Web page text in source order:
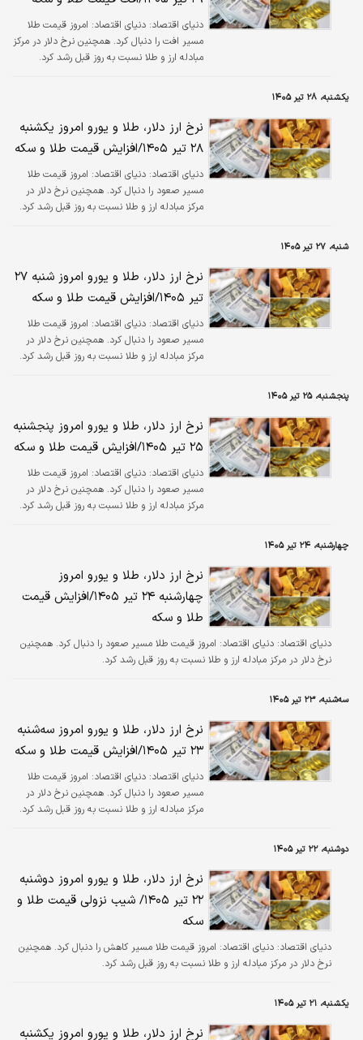
دنیای اقتصاد: دنیای اقتصاد: امروز قیمت طلا
مسیر افت را دنبال کرد. همچنین نرخ دلار در مرکز
مبادله ارز و طلا نسبت به روز قبل رشد کرد.
یکشنبه، ۲۸ تیر ۱۴۰۵
نرخ ارز دلار، طلا و یورو امروز یکشنبه
۲۸ تیر ۱۴۰۵/افزایش قیمت طلا و سکه
دنیای اقتصاد: دنیای اقتصاد: امروز قیمت طلا
مسیر صعود را دنبال کرد. همچنین نرخ دلار در
مرکز مبادله ارز و طلا نسبت به روز قبل رشد کرد.
شنبه، ۲۷ تیر ۱۴۰۵
نرخ ارز دلار، طلا و یورو امروز شنبه ۲۷
تیر ۱۴۰۵/افزایش قیمت طلا و سکه
دنیای اقتصاد: دنیای اقتصاد: امروز قیمت طلا
مسیر صعود را دنبال کرد. همچنین نرخ دلار در
مرکز مبادله ارز و طلا نسبت به روز قبل رشد کرد.
پنجشنبه، ۲۵ تیر ۱۴۰۵
نرخ ارز دلار، طلا و یورو امروز پنجشنبه
۲۵ تیر ۱۴۰۵/افزایش قیمت طلا و سکه
دنیای اقتصاد: دنیای اقتصاد: امروز قیمت طلا
مسیر صعود را دنبال کرد. همچنین نرخ دلار در
مرکز مبادله ارز و طلا نسبت به روز قبل رشد کرد.
چهارشنبه، ۲۴ تیر ۱۴۰۵
نرخ ارز دلار، طلا و یورو امروز
چهارشنبه ۲۴ تیر ۱۴۰۵/افزایش قیمت
طلا و سکه
دنیای اقتصاد:
دنیای اقتصاد: امروز قیمت طلا مسیر صعود را دنبال کرد. همچنین
نرخ دلار در مرکز مبادله ارز و طلا نسبت به روز قبل رشد کرد.
سه‌شنبه، ۲۳ تیر ۱۴۰۵
نرخ ارز دلار، طلا و یورو امروز سه‌شنبه
۲۳ تیر ۱۴۰۵/افزایش قیمت طلا و سکه
دنیای اقتصاد: دنیای اقتصاد: امروز قیمت طلا
مسیر صعود را دنبال کرد. همچنین نرخ دلار در
مرکز مبادله ارز و طلا نسبت به روز قبل رشد کرد.
دوشنبه، ۲۲ تیر ۱۴۰۵
نرخ ارز دلار، طلا و یورو امروز دوشنبه
۲۲ تیر ۱۴۰۵/ شیب نزولی قیمت طلا و
سکه
دنیای اقتصاد:
دنیای اقتصاد: امروز قیمت طلا مسیر کاهش را دنبال کرد. همچنین
نرخ دلار در مرکز مبادله ارز و طلا نسبت به روز قبل رشد کرد.
یکشنبه، ۲۱ تیر ۱۴۰۵
نرخ ارز دلار، طلا و یورو امروز یکشنبه